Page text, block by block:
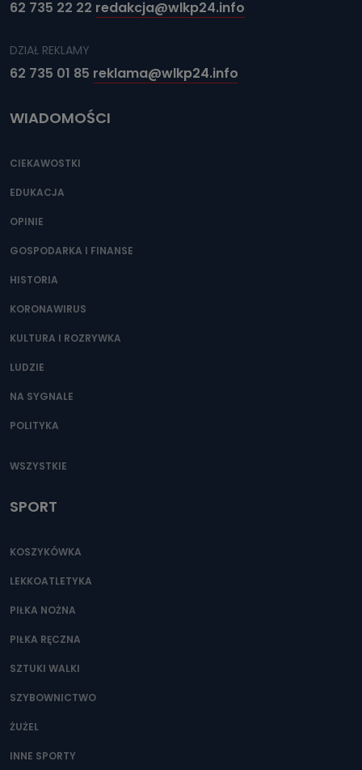
62 735 22 22 redakcja@wlkp24.info
DZIAŁ REKLAMY
62 735 01 85 reklama@wlkp24.info
WIADOMOŚCI
CIEKAWOSTKI
EDUKACJA
OPINIE
GOSPODARKA I FINANSE
HISTORIA
KORONAWIRUS
KULTURA I ROZRYWKA
LUDZIE
NA SYGNALE
POLITYKA
WSZYSTKIE
SPORT
KOSZYKÓWKA
LEKKOATLETYKA
PIŁKA NOŻNA
PIŁKA RĘCZNA
SZTUKI WALKI
SZYBOWNICTWO
ŻUŻEL
INNE SPORTY